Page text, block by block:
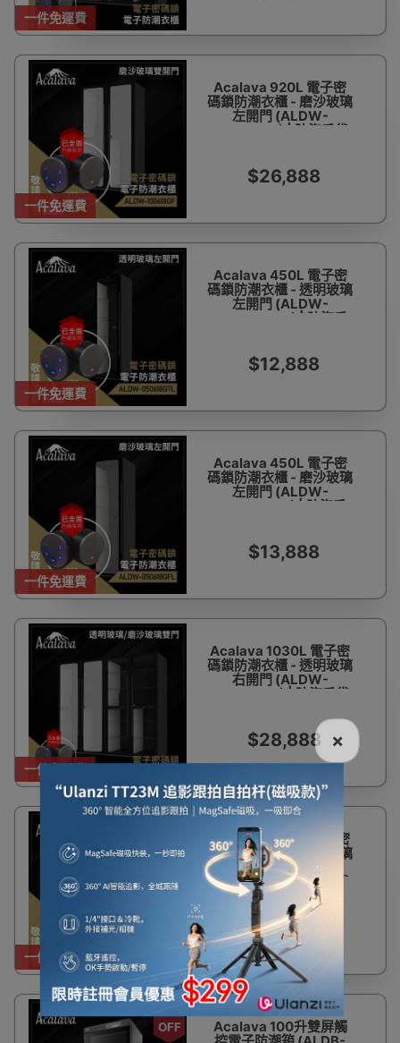
一件免運費
一件免運費
Acalava 920L 電子密
碼鎖防潮衣櫃 - 磨沙玻璃
左開門 (ALDW-
100618GF) | 防盜手袋
W1000*D600*H1815
$26,888
一件免運費
Acalava 450L 電子密
碼鎖防潮衣櫃 - 透明玻璃
左開門 (ALDW-
050618GTL) | 防盜手
W500*D600*H1815
$12,888
一件免運費
Acalava 450L 電子密
碼鎖防潮衣櫃 - 磨沙玻璃
左開門 (ALDW-
050618GFL) | 防盜手
W500*D600*H1815
$13,888
一件免運費
Acalava 1030L 電子密
碼鎖防潮衣櫃 - 透明玻璃
右開門 (ALDW-
100620GT) | 防盜手袋
數控恒濕自動調節
W1000*D600*H2000
$28,888
一件免運費
Acalava 1030L 電子密
碼鎖防潮衣櫃 - 磨沙玻璃
左開門 (ALDW-
100620GF) | 防盜手袋
櫃 防止衣服手袋發霉 |
數控恒濕自動調節
W1000*D600*H2000
$30,888
OFF
Acalava 100升雙屏觸
×